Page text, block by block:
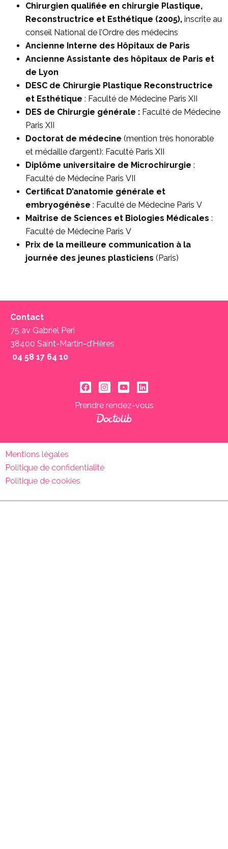
Chirurgien qualifiée en chirurgie Plastique,
Reconstructrice et Esthétique (2005), inscrite au
conseil National de l’Ordre des médecins
Ancienne Interne des Hôpitaux de Paris
Ancienne Assistante des hôpitaux de Paris et
de Lyon
DESC de Chirurgie Plastique Reconstructrice
et Esthétique : Faculté de Médecine Paris XII
DES de Chirurgie générale : Faculté de Médecine
Paris XII
Doctorat de médecine (mention très honorable
et médaille d’argent): Faculté Paris XII
Diplôme universitaire de Microchirurgie :
Faculté de Médecine Paris VII
Certificat D’anatomie générale et
embryogénèse : Faculté de Médecine Paris V
Maîtrise de Sciences et Biologies Médicales :
Faculté de Médecine Paris V
Prix de la meilleure communication à la
journée des jeunes plasticiens (Paris)
Contact
75 av Gabriel Peri
38400 Saint-Martin-d’Hères
04 58 17 64 10 ‬
Prendre rendez-vous
Mentions légales
Politique de confidentialité
Politique de cookies